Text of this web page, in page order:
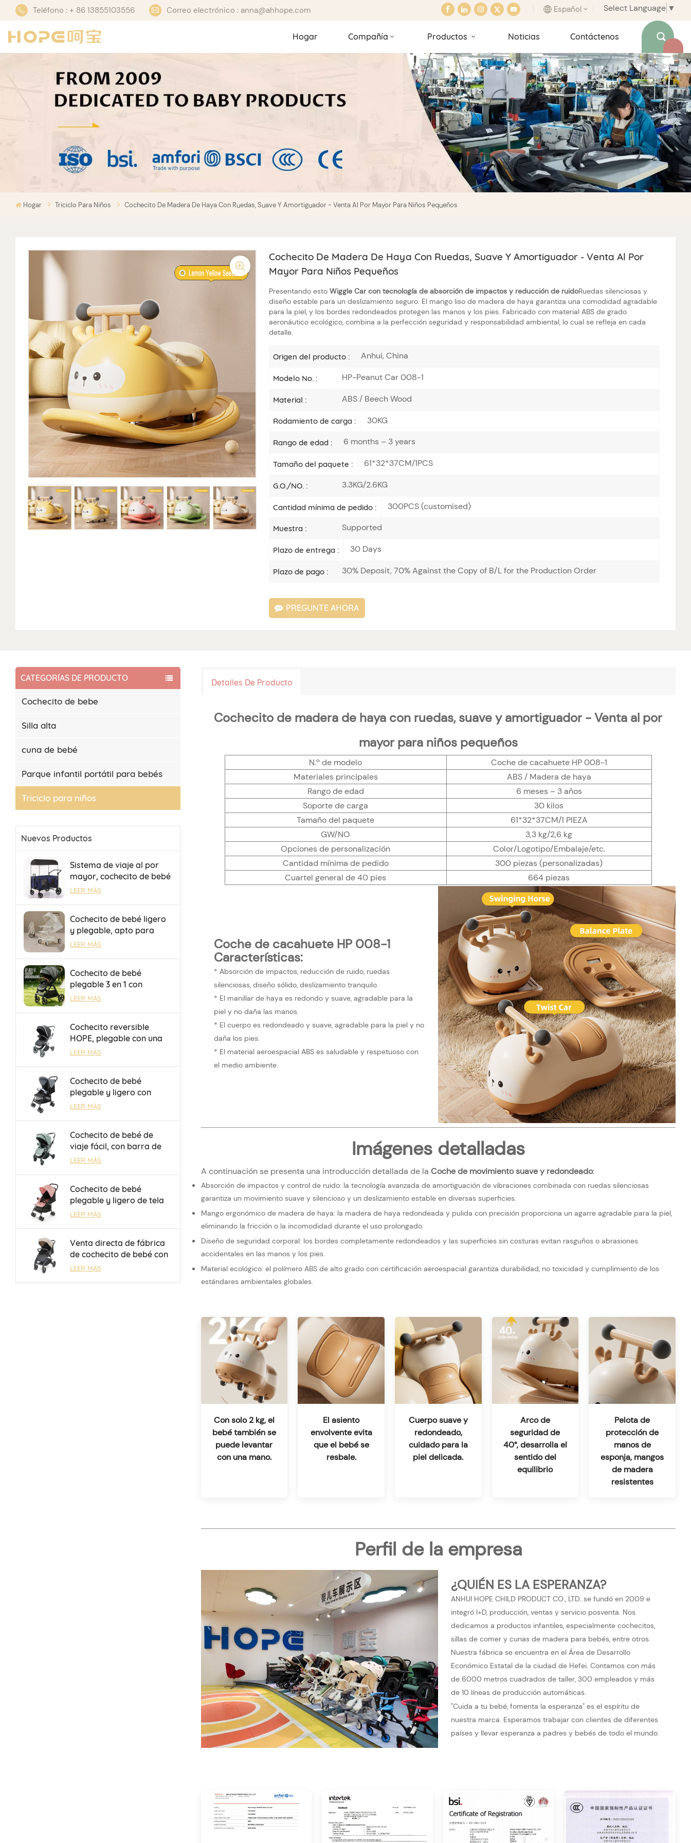
Teléfono : + 86 13855103556 Correo electrónico : anna@ahhope.com Select Language ▼
Español
English
français
italiano
español
português
Hogar Compañía Productos Noticias Contáctenos
Hogar Triciclo Para Niños Cochecito De Madera De Haya Con Ruedas, Suave Y Amortiguador - Venta Al Por Mayor Para Niños Pequeños
Cochecito De Madera De Haya Con Ruedas, Suave Y Amortiguador - Venta Al Por
Mayor Para Niños Pequeños
Presentando esto Wiggle Car con tecnología de absorción de impactos y reducción de ruidoRuedas silenciosas y
diseño estable para un deslizamiento seguro. El mango liso de madera de haya garantiza una comodidad agradable
para la piel, y los bordes redondeados protegen las manos y los pies. Fabricado con material ABS de grado
aeronáutico ecológico, combina a la perfección seguridad y responsabilidad ambiental, lo cual se refleja en cada
detalle.
Origen del producto : Anhui, China
Modelo No. : HP-Peanut Car 008-1
Material : ABS / Beech Wood
Rodamiento de carga : 30KG
Rango de edad : 6 months – 3 years
Tamaño del paquete : 61*32*37CM/1PCS
G.O./NO. : 3.3KG/2.6KG
Cantidad mínima de pedido : 300PCS (customised)
Muestra : Supported
Plazo de entrega : 30 Days
Plazo de pago : 30% Deposit, 70% Against the Copy of B/L for the Production Order
PREGUNTE AHORA
CATEGORÍAS DE PRODUCTO
Cochecito de bebe
Silla alta
cuna de bebé
Parque infantil portátil para bebés
Triciclo para niños
Nuevos Productos
Sistema de viaje al por
mayor, cochecito de bebé
para 4 bebés, cochecito
LEER MÁS
Cochecito de bebé ligero
y plegable, apto para
viajes en avión y trenes
LEER MÁS
Cochecito de bebé
plegable 3 en 1 con
asiento reversible y
OEM/ODM
LEER MÁS
Cochecito reversible
HOPE, plegable con una
sola mano, seguro y
LEER MÁS
Cochecito de bebé
plegable y ligero con
sombrilla, OEM/ODM, con
LEER MÁS
Cochecito de bebé de
viaje fácil, con barra de
equipaje y manillar
mayor, OEM/ODM
LEER MÁS
Cochecito de bebé
plegable y ligero de tela
Oxford 300D con freno de
LEER MÁS
Venta directa de fábrica
de cochecito de bebé con
respaldo ajustable
LEER MÁS
Detalles De Producto
Cochecito de madera de haya con ruedas, suave y amortiguador - Venta al por
mayor para niños pequeños
N.º de modelo
Coche de cacahuete HP 008-1
Materiales principales
ABS / Madera de haya
Rango de edad
6 meses – 3 años
Soporte de carga
30 kilos
Tamaño del paquete
61*32*37CM/1 PIEZA
GW/NO
3,3 kg/2,6 kg
Opciones de personalización
Color/Logotipo/Embalaje/etc.
Cantidad mínima de pedido
300 piezas (personalizadas)
Cuartel general de 40 pies
664 piezas
Coche de cacahuete HP 008-1
Características:
* Absorción de impactos, reducción de ruido, ruedas
silenciosas, diseño sólido, deslizamiento tranquilo.
* El manillar de haya es redondo y suave, agradable para la
piel y no daña las manos.
* El cuerpo es redondeado y suave, agradable para la piel y no
daña los pies.
* El material aeroespacial ABS es saludable y respetuoso con
el medio ambiente.
Imágenes detalladas
A continuación se presenta una introducción detallada de la Coche de movimiento suave y redondeado:
Absorción de impactos y control de ruido: la tecnología avanzada de amortiguación de vibraciones combinada con ruedas silenciosas
garantiza un movimiento suave y silencioso y un deslizamiento estable en diversas superficies.
Mango ergonómico de madera de haya: la madera de haya redondeada y pulida con precisión proporciona un agarre agradable para la piel,
eliminando la fricción o la incomodidad durante el uso prolongado.
Diseño de seguridad corporal: los bordes completamente redondeados y las superficies sin costuras evitan rasguños o abrasiones
accidentales en las manos y los pies.
Material ecológico: el polímero ABS de alto grado con certificación aeroespacial garantiza durabilidad, no toxicidad y cumplimiento de los
estándares ambientales globales.
Con solo 2 kg, el
bebé también se
puede levantar
con una mano.
El asiento
envolvente evita
que el bebé se
resbale.
Cuerpo suave y
redondeado,
cuidado para la
piel delicada.
Arco de
seguridad de
40°, desarrolla el
sentido del
equilibrio
Pelota de
protección de
manos de
esponja, mangos
de madera
resistentes
Perfil de la empresa
¿QUIÉN ES LA ESPERANZA?
ANHUI HOPE CHILD PRODUCT CO., LTD. se fundó en 2009 e
integró I+D, producción, ventas y servicio posventa. Nos
dedicamos a productos infantiles, especialmente cochecitos,
sillas de comer y cunas de madera para bebés, entre otros.
Nuestra fábrica se encuentra en el Área de Desarrollo
Económico Estatal de la ciudad de Hefei. Contamos con más
de 6000 metros cuadrados de taller, 300 empleados y más
de 10 líneas de producción automáticas.
"Cuida a tu bebé, fomenta la esperanza" es el espíritu de
nuestra marca. Esperamos trabajar con clientes de diferentes
países y llevar esperanza a padres y bebés de todo el mundo.